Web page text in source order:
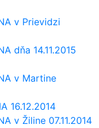
v Prievidzi
dňa 14.11.2015
v Martine
16.12.2014
v Žiline 07.11.2014